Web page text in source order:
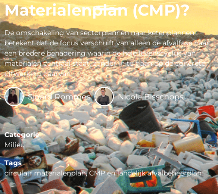
Materialenplan (CMP)?
De omschakeling van sectorplannen naar ketenplannen
betekent dat de focus verschuift van alleen de afvalfase naar
een bredere benadering waarin de hele levenscyclus van
materialen centraal staat, zonder in te gaan op de concrete
uitwerking daarvan.
Sjoerd Rommes Nicole Bisschops
Categorie
Milieu
Tags
circulair materialenplan, CMP en landelijk afvalbeheerplan